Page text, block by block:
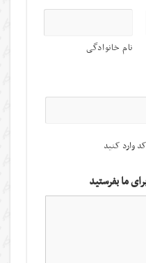
نام خانوادگی
وارد کنید
ما بفرستید